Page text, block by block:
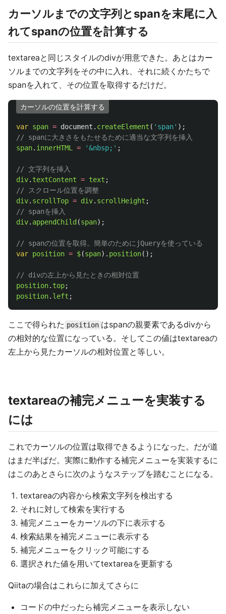
カーソルまでの文字列とspanを末尾に入
れてspanの位置を計算する
textareaと同じスタイルのdivが用意できた。あとはカー
ソルまでの文字列をその中に入れ、それに続くかたちで
spanを入れて、その位置を取得するだけだ。
カーソルの位置を計算する
var span = document . createElement ( ' span' );
// spanに大きさをもたせるために適当な文字列を挿入
span. innerHTML = '&nbsp; ' ;
// 文字列を挿入
div. textContent = text ;
// スクロール位置を調整
div. scrollTop = div. scrollHeight ;
// spanを挿入
div. appendChild (span);
// spanの位置を取得。簡単のためにjQueryを使っている
var position = $(span). position();
// divの左上から見たときの相対位置
position. top;
position. left ;
ここで得られた position はspanの親要素であるdivから
の相対的な位置になっている。そしてこの値はtextareaの
左上から見たカーソルの相対位置と等しい。
textareaの補完メニューを実装する
には
これでカーソルの位置は取得できるようになった。だが道
はまだ半ばだ。実際に動作する補完メニューを実装するに
はこのあとさらに次のようなステップを踏むことになる。
textareaの内容から検索文字列を検出する
それに対して検索を実行する
補完メニューをカーソルの下に表示する
検索結果を補完メニューに表示する
補完メニューをクリック可能にする
選択された値を用いてtextareaを更新する
Qiitaの場合はこれらに加えてさらに
コードの中だったら補完メニューを表示しない